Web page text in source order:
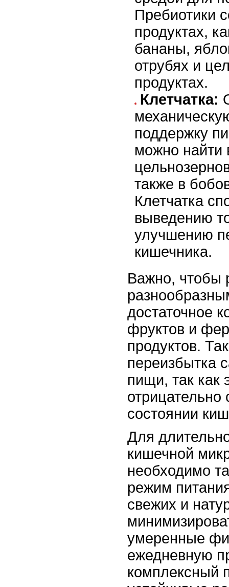
Пребиотики
продуктах,
бананы,
отрубях и
продуктах.
Клетчатка:
поддержку
можно найти
также в
Клетчатка
выведению
улучшению
кишечника.
Важно, чтобы
достаточное
фруктов и
продуктов.
переизбытка
пищи, так как
отрицательно
состоянии
Для
кишечной
необходимо
режим
свежих и
умеренные
ежедневную
комплексный